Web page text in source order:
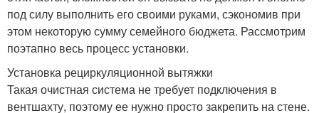
под силу выполнить его своими руками, сэкономив при
этом некоторую сумму семейного бюджета. Рассмотрим
поэтапно весь процесс установки.
Установка рециркуляционной вытяжки
Такая очистная система не требует подключения в
вентшахту, поэтому ее нужно просто закрепить на стене.